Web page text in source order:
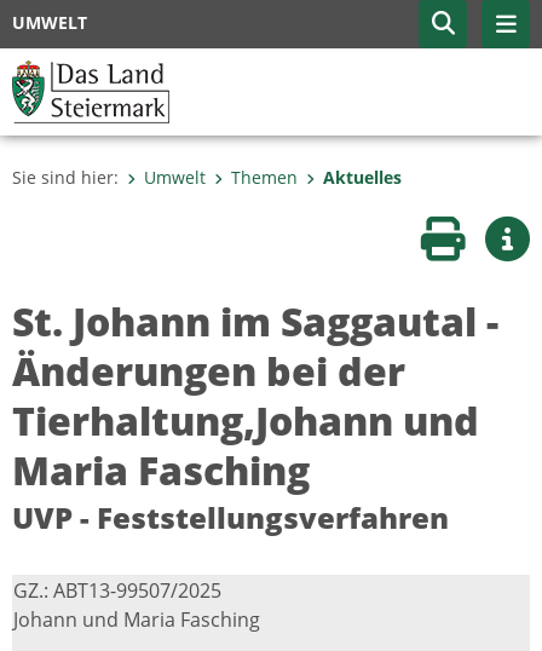
UMWELT
Sie sind hier: Umwelt Themen Aktuelles
Seite
St. Johann im Saggautal -
Änderungen bei der
Tierhaltung,Johann und
Maria Fasching
UVP - Feststellungsverfahren
GZ.: ABT13-99507/2025
Johann und Maria Fasching